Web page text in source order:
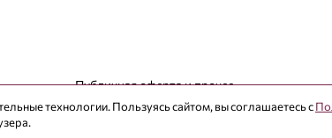
Публичная оферта и прочее
технологии. Пользуясь сайтом, вы соглашаетесь с